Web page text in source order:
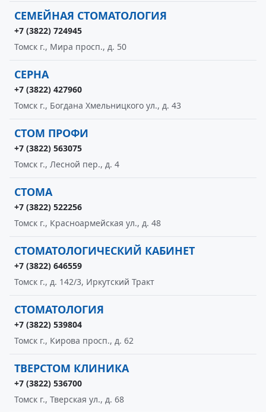
СЕМЕЙНАЯ СТОМАТОЛОГИЯ
+7 (3822) 724945
Томск г., Мира просп., д. 50
СЕРНА
+7 (3822) 427960
Томск г., Богдана Хмельницкого ул., д. 43
СТОМ ПРОФИ
+7 (3822) 563075
Томск г., Лесной пер., д. 4
СТОМА
+7 (3822) 522256
Томск г., Красноармейская ул., д. 48
СТОМАТОЛОГИЧЕСКИЙ КАБИНЕТ
+7 (3822) 646559
Томск г., д. 142/3, Иркутский Тракт
СТОМАТОЛОГИЯ
+7 (3822) 539804
Томск г., Кирова просп., д. 62
ТВЕРСТОМ КЛИНИКА
+7 (3822) 536700
Томск г., Тверская ул., д. 68